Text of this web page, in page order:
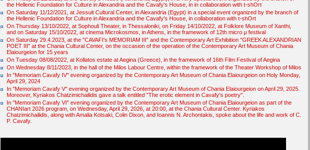
the Hellenic Foundation for Culture in Alexandria and the Cavafy's House, in in collaboration with t-shOrt
On Saturday 11/12/2021, at Jessuit Cultural Center, in Alexandria (Egypt) in a special event organized by the branch of
the Hellenic Foundation for Culture in Alexandria and the Cavafy's House, in collaboration with t-shOrt
On Thursday 13/10/2022, at Sophouli Theater, in Thessaloniki, οn Friday 14/10/2022, at Folklore Museum of Xanthi,
and on Saturday 15/10/2022, at cinema Microkosmos, in Athens, in the framework of 12th micro μ festival
On Saturday 29.4.2023, at the "CAVAFI's MEMORIAΜ III" and the Contemporary Art Exhibition "GREEK ALEXANDRIAN
POET III" at the Chania Cultural Center, on the occasion of the operation of the Contemporary Art Museum of Chania
Elaiourgeion for 15 years
On Tuesday 08/08/2022, at Kollatos estate at Aegina (Greece), in the framework of 16th Film Festival of Aegina
On Wednesday 8/11/2023, in the hall of the Milos Labour Centre, within the framework of the Theater Workshop of Milos
In "Memoriam Cavafy IV" evening organized by the Contemporary Art Museum of Chania Elaiourgeion on Holy Monday,
April 29, 2024
In "Memoriam Cavafy V" evening organized by the Contemporary Art Museum of Chania Elaiourgeion on April 29, 2025.
Moreover, Kyriakos Chatzimichailidis gave a talk entitled "The erotic element in Cavafy's poetry".
In "Memoriam Cavafy VI" evening organized by the Contemporary Art Museum of Chania Elaiourgeion as part of the
CHANIart 2026 program, on Wednesday, April 29, 2026, at 20:00, at the Chania Cultural Center. Kyriakos
Chatzimichailidis, along with Amalia Kotsaki, Colin Dixon, and Ioannis N. Archontakis, spoke about the life and work of C.
P. Cavafy.